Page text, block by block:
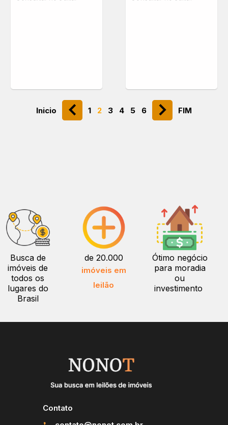
Inicio chevron_left 1 2 3 4 5 6 navigate_next FIM
Busca de
imóveis de
todos os
lugares do
Brasil
de 20.000
imóveis em
leilão
Ótimo negócio
para moradia
ou
investimento
Contato